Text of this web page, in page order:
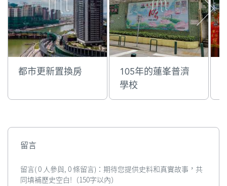
都市更新置換房
105年的蓮峯普濟
學校
留言
留言( 0 人參與, 0 條留言)：期待您提供史料和真實故事，共
同填補歷史空白!（150字以內）